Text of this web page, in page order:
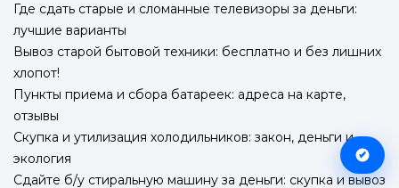
Где сдать старые и сломанные телевизоры за деньги:
лучшие варианты
Вывоз старой бытовой техники: бесплатно и без лишних
хлопот!
Пункты приема и сбора батареек: адреса на карте,
отзывы
Скупка и утилизация холодильников: закон, деньги и
экология
Сдайте б/у стиральную машину за деньги: скупка и вывоз